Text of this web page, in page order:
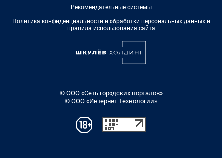
Рекомендательные системы
Политика конфиденциальности и обработки персональных данных и
правила использования сайта
© ООО «Сеть городских порталов»
© ООО «Интернет Технологии»